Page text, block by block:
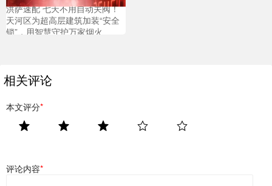
洪萨速配 七天不用自动关阀！
天河区为超高层建筑加装“安全
锁”，用智慧守护万家烟火
相关评论
本文评分*
评论内容*